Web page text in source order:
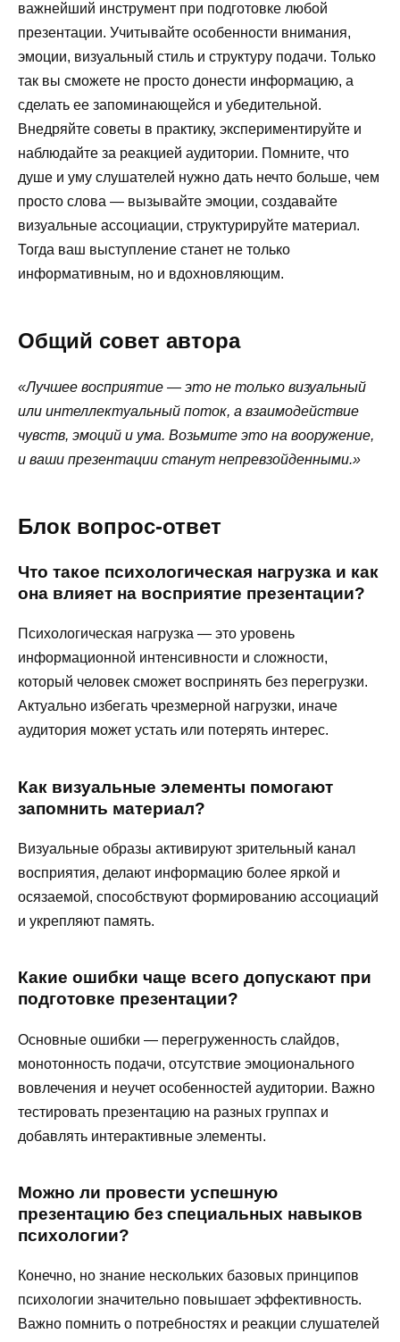
важнейший инструмент при подготовке любой
презентации. Учитывайте особенности внимания,
эмоции, визуальный стиль и структуру подачи. Только
так вы сможете не просто донести информацию, а
сделать ее запоминающейся и убедительной.
Внедряйте советы в практику, экспериментируйте и
наблюдайте за реакцией аудитории. Помните, что
душе и уму слушателей нужно дать нечто больше, чем
просто слова — вызывайте эмоции, создавайте
визуальные ассоциации, структурируйте материал.
Тогда ваш выступление станет не только
информативным, но и вдохновляющим.
Общий совет автора
«Лучшее восприятие — это не только визуальный
или интеллектуальный поток, а взаимодействие
чувств, эмоций и ума. Возьмите это на вооружение,
и ваши презентации станут непревзойденными.»
Блок вопрос-ответ
Что такое психологическая нагрузка и как
она влияет на восприятие презентации?
Психологическая нагрузка — это уровень
информационной интенсивности и сложности,
который человек сможет воспринять без перегрузки.
Актуально избегать чрезмерной нагрузки, иначе
аудитория может устать или потерять интерес.
Как визуальные элементы помогают
запомнить материал?
Визуальные образы активируют зрительный канал
восприятия, делают информацию более яркой и
осязаемой, способствуют формированию ассоциаций
и укрепляют память.
Какие ошибки чаще всего допускают при
подготовке презентации?
Основные ошибки — перегруженность слайдов,
монотонность подачи, отсутствие эмоционального
вовлечения и неучет особенностей аудитории. Важно
тестировать презентацию на разных группах и
добавлять интерактивные элементы.
Можно ли провести успешную
презентацию без специальных навыков
психологии?
Конечно, но знание нескольких базовых принципов
психологии значительно повышает эффективность.
Важно помнить о потребностях и реакции слушателей